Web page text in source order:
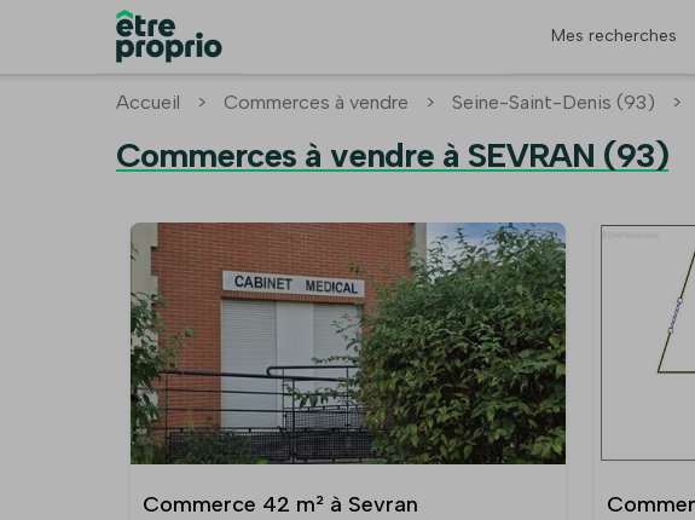
Mes recherches
Accueil > Commerces à vendre > Seine-Saint-Denis (93) >
Commerces à vendre à SEVRAN (93)
Commerce 42 m² à Sevran